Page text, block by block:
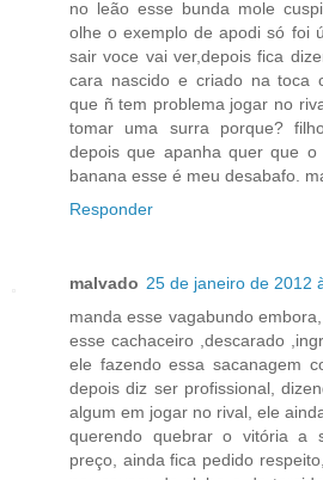
no leão esse bunda mole
olhe o exemplo de apodi só foi
sair voce vai ver,depois fica
cara nascido e criado na toca
que ñ tem problema jogar no
tomar uma surra porque?
depois que apanha quer que
banana esse é meu desabafo.
Responder
malvado 25 de janeiro de 2012
manda esse vagabundo
esse cachaceiro ,descarado
ele fazendo essa sacanagem
depois diz ser profissional,
algum em jogar no rival, ele
querendo quebrar o vitória a
preço, ainda fica pedido